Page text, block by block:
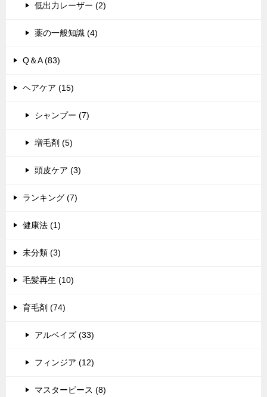
低出力レーザー (2)
薬の一般知識 (4)
Q＆A (83)
ヘアケア (15)
シャンプー (7)
増毛剤 (5)
頭皮ケア (3)
ランキング (7)
健康法 (1)
未分類 (3)
毛髪再生 (10)
育毛剤 (74)
アルベイズ (33)
フィンジア (12)
マスターピース (8)